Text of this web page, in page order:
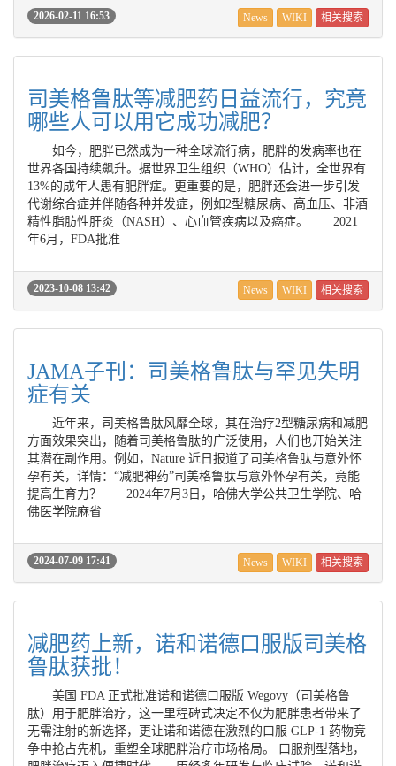
2026-02-11 16:53 News WIKI 相关搜索
司美格鲁肽等减肥药日益流行，究竟
哪些人可以用它成功减肥？
如今，肥胖已然成为一种全球流行病，肥胖的发病率也在
世界各国持续飙升。据世界卫生组织（WHO）估计，全世界有
13%的成年人患有肥胖症。更重要的是，肥胖还会进一步引发
代谢综合症并伴随各种并发症，例如2型糖尿病、高血压、非酒
精性脂肪性肝炎（NASH）、心血管疾病以及癌症。 2021
年6月，FDA批准
2023-10-08 13:42 News WIKI 相关搜索
JAMA子刊：司美格鲁肽与罕见失明
症有关
近年来，司美格鲁肽风靡全球，其在治疗2型糖尿病和减肥
方面效果突出，随着司美格鲁肽的广泛使用，人们也开始关注
其潜在副作用。例如，Nature 近日报道了司美格鲁肽与意外怀
孕有关，详情：“减肥神药”司美格鲁肽与意外怀孕有关，竟能
提高生育力？ 2024年7月3日，哈佛大学公共卫生学院、哈
佛医学院麻省
2024-07-09 17:41 News WIKI 相关搜索
减肥药上新，诺和诺德口服版司美格
鲁肽获批！
美国 FDA 正式批准诺和诺德口服版 Wegovy（司美格鲁
肽）用于肥胖治疗，这一里程碑式决定不仅为肥胖患者带来了
无需注射的新选择，更让诺和诺德在激烈的口服 GLP-1 药物竞
争中抢占先机，重塑全球肥胖治疗市场格局。 口服剂型落地，